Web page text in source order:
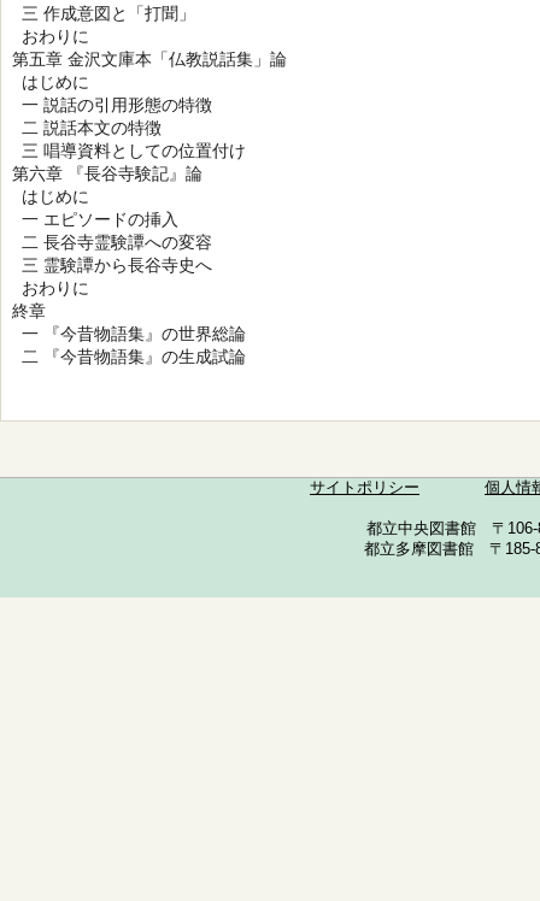
三 作成意図と「打聞」
おわりに
第五章 金沢文庫本「仏教説話集」論
はじめに
一 説話の引用形態の特徴
二 説話本文の特徴
三 唱導資料としての位置付け
第六章 『長谷寺験記』論
はじめに
一 エピソードの挿入
二 長谷寺霊験譚への変容
三 霊験譚から長谷寺史へ
おわりに
終章
一 『今昔物語集』の世界総論
二 『今昔物語集』の生成試論
サイトポリシー 個人情
都立中央図書館 〒
都立多摩図書館 〒185-